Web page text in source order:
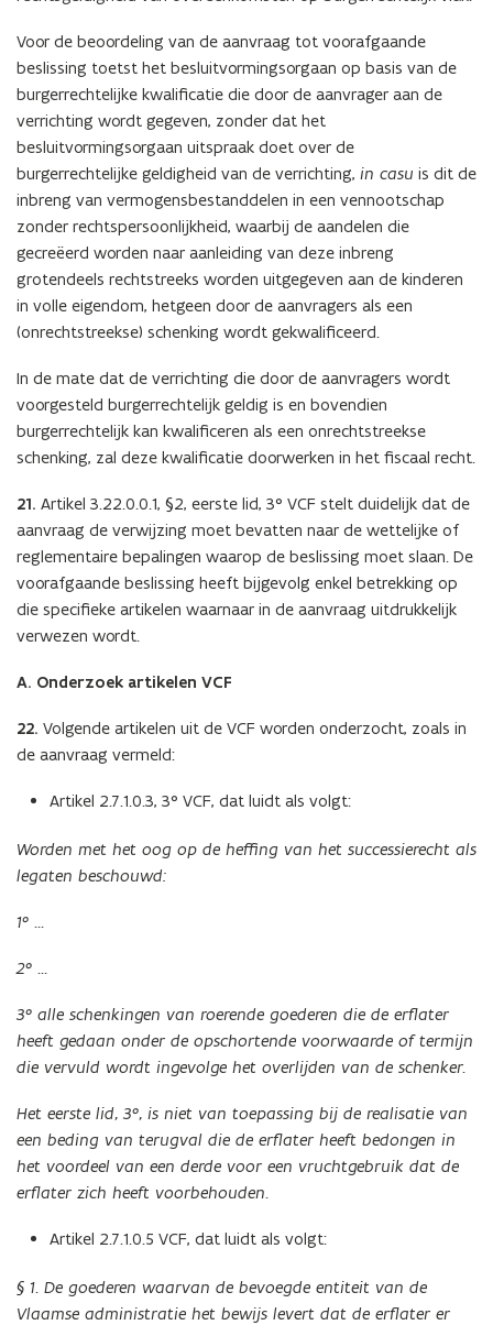
Voor de beoordeling van de aanvraag tot voorafgaande
beslissing toetst het besluitvormingsorgaan op basis van de
burgerrechtelijke kwalificatie die door de aanvrager aan de
verrichting wordt gegeven, zonder dat het
besluitvormingsorgaan uitspraak doet over de
burgerrechtelijke geldigheid van de verrichting, in casu is dit de
inbreng van vermogensbestanddelen in een vennootschap
zonder rechtspersoonlijkheid, waarbij de aandelen die
gecreëerd worden naar aanleiding van deze inbreng
grotendeels rechtstreeks worden uitgegeven aan de kinderen
in volle eigendom, hetgeen door de aanvragers als een
(onrechtstreekse) schenking wordt gekwalificeerd.
In de mate dat de verrichting die door de aanvragers wordt
voorgesteld burgerrechtelijk geldig is en bovendien
burgerrechtelijk kan kwalificeren als een onrechtstreekse
schenking, zal deze kwalificatie doorwerken in het fiscaal recht.
21. Artikel 3.22.0.0.1, §2, eerste lid, 3° VCF stelt duidelijk dat de
aanvraag de verwijzing moet bevatten naar de wettelijke of
reglementaire bepalingen waarop de beslissing moet slaan. De
voorafgaande beslissing heeft bijgevolg enkel betrekking op
die specifieke artikelen waarnaar in de aanvraag uitdrukkelijk
verwezen wordt.
A. Onderzoek artikelen VCF
22. Volgende artikelen uit de VCF worden onderzocht, zoals in
de aanvraag vermeld:
Artikel 2.7.1.0.3, 3° VCF, dat luidt als volgt:
Worden met het oog op de heffing van het successierecht als
legaten beschouwd:
1° …
2° …
3° alle schenkingen van roerende goederen die de erflater
heeft gedaan onder de opschortende voorwaarde of termijn
die vervuld wordt ingevolge het overlijden van de schenker.
Het eerste lid, 3°, is niet van toepassing bij de realisatie van
een beding van terugval die de erflater heeft bedongen in
het voordeel van een derde voor een vruchtgebruik dat de
erflater zich heeft voorbehouden.
Artikel 2.7.1.0.5 VCF, dat luidt als volgt:
§ 1. De goederen waarvan de bevoegde entiteit van de
Vlaamse administratie het bewijs levert dat de erflater er